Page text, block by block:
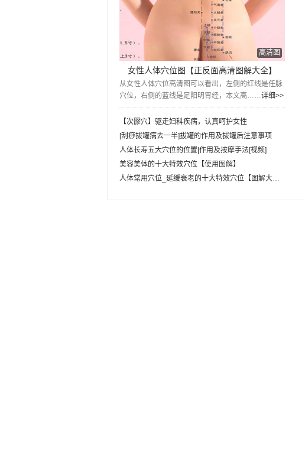
高清图
女性人体穴位图【正反面高清图解大全】
从女性人体穴位高清图可以看出，左侧的红线是任脉
穴位，右侧的蓝线是足阳明胃经，本文高……详细>>
【次髎穴】驱走妇科疾病，认真呵护女性
[刮痧拔罐病去一半]拔罐的作用及拔罐后注意事项
人体长寿五大穴位的位置|作用及按摩手法[视频]
美容美体的十大特效穴位【使用图解】
人体常用穴位_延缓衰老的十大特效穴位【图解大全】